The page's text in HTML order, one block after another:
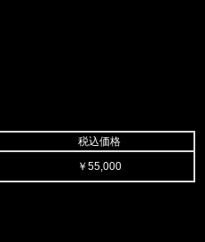
税込価格
￥55,000